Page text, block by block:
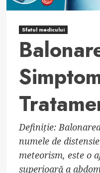
Sfatul medicului
Definiție:
numele de
meteorism, este o
superioară a